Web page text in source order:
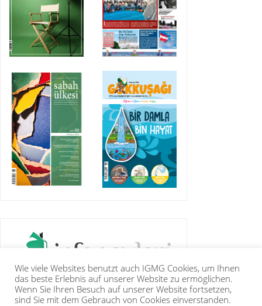
Wie viele Websites benutzt auch IGMG Cookies, um Ihnen
das beste Erlebnis auf unserer Website zu ermöglichen.
Wenn Sie Ihren Besuch auf unserer Website fortsetzen,
sind Sie mit dem Gebrauch von Cookies einverstanden.